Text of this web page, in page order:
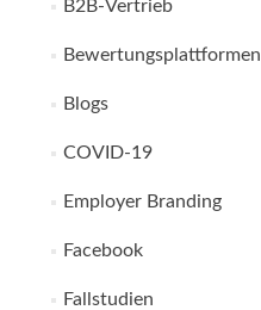
B2B-Vertrieb
Bewertungsplattformen
Blogs
COVID-19
Employer Branding
Facebook
Fallstudien